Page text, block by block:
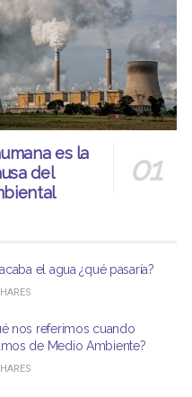
es la
del
el agua ¿qué pasaría?
nos referimos cuando
de Medio Ambiente?